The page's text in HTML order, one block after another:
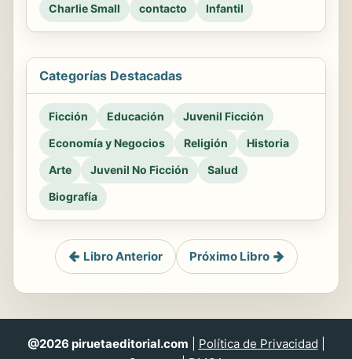
Charlie Small
contacto Infantil
Categorías Destacadas
Ficción Educación
Juvenil Ficción
Economía y Negocios
Religión
Historia
Arte
Juvenil No Ficción
Salud
Biografía
Libro Anterior Próximo Libro
@2026 piruetaeditorial.com Política de Privacidad